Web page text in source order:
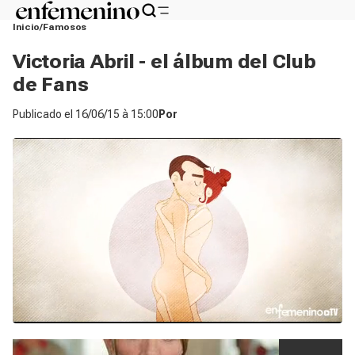
Inicio Famosos
Victoria Abril - el álbum del Club
de Fans
Publicado el 16/06/15 à 15:00 Por